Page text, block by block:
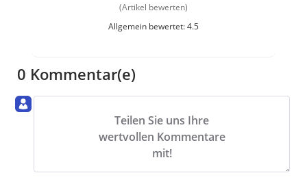
(Artikel bewerten)
Allgemein bewertet: 4.5
0 Kommentar(e)
Teilen Sie uns Ihre
wertvollen Kommentare
mit!